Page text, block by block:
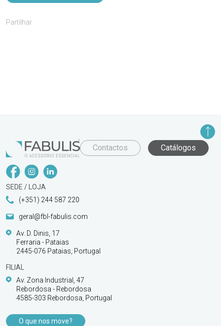
Partilhar
Contactos Catálogos
SEDE / LOJA
(+351) 244 587 220
geral@fbl-fabulis.com
Av. D. Dinis, 17
Ferraria - Pataias
2445-076 Pataias, Portugal
FILIAL
Av. Zona Industrial, 47
Rebordosa - Rebordosa
4585-303 Rebordosa, Portugal
O que nos move?